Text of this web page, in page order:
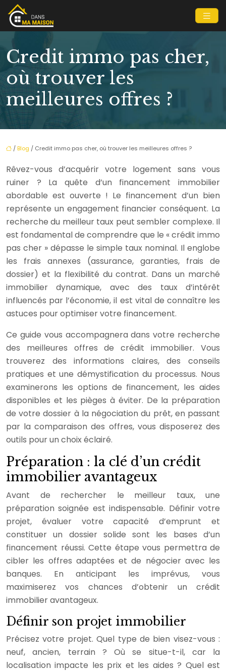
Credit immo pas cher,
où trouver les
meilleures offres ?
/ Blog / Credit immo pas cher, où trouver les meilleures offres ?
Rêvez-vous d’acquérir votre logement sans vous
ruiner ? La quête d’un financement immobilier
abordable est ouverte ! Le financement d’un bien
représente un engagement financier conséquent. La
recherche du meilleur taux peut sembler complexe. Il
est fondamental de comprendre que le « crédit immo
pas cher » dépasse le simple taux nominal. Il englobe
les frais annexes (assurance, garanties, frais de
dossier) et la flexibilité du contrat. Dans un marché
immobilier dynamique, avec des taux d’intérêt
influencés par l’économie, il est vital de connaître les
astuces pour optimiser votre financement.
Ce guide vous accompagnera dans votre recherche
des meilleures offres de crédit immobilier. Vous
trouverez des informations claires, des conseils
pratiques et une démystification du processus. Nous
examinerons les options de financement, les aides
disponibles et les pièges à éviter. De la préparation
de votre dossier à la négociation du prêt, en passant
par la comparaison des offres, vous disposerez des
outils pour un choix éclairé.
Préparation : la clé d’un crédit
immobilier avantageux
Avant de rechercher le meilleur taux, une
préparation soignée est indispensable. Définir votre
projet, évaluer votre capacité d’emprunt et
constituer un dossier solide sont les bases d’un
financement réussi. Cette étape vous permettra de
cibler les offres adaptées et de négocier avec les
banques. En anticipant les imprévus, vous
maximiserez vos chances d’obtenir un crédit
immobilier avantageux.
Définir son projet immobilier
Précisez votre projet. Quel type de bien visez-vous :
neuf, ancien, terrain ? Où se situe-t-il, car la
localisation impacte les prix et les aides ? Quel est